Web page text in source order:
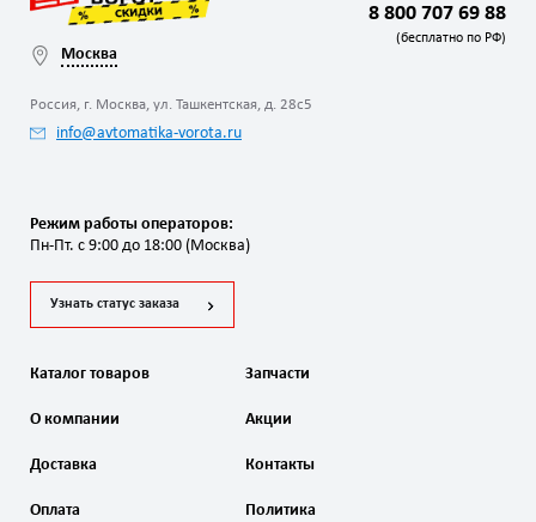
Москва
Россия, г. Москва, ул. Ташкентская, д. 28с5
info@avtomatika-vorota.ru
8 800 707 69 88
(бесплатно по РФ)
Режим работы операторов:
Пн-Пт. с 9:00 до 18:00 (Москва)
Узнать статус заказа
Каталог товаров Запчасти
О компании
Доставка
Оплата
Акции
Контакты
Политика